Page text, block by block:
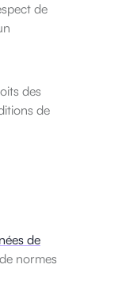
de
des
de
de
normes